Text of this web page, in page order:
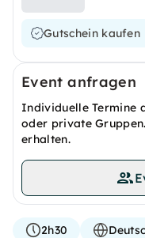
Gutschein kaufen
Event anfragen
Individuelle Termine
oder private
erhalten.
2h30